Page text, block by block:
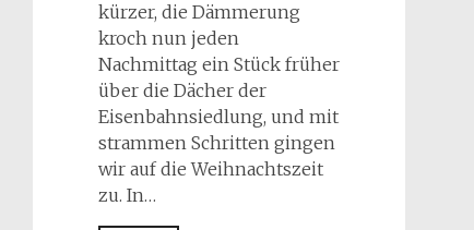
kürzer, die Dämmerung
kroch nun jeden
Nachmittag ein Stück früher
über die Dächer der
Eisenbahnsiedlung, und mit
strammen Schritten gingen
wir auf die Weihnachtszeit
zu. In…